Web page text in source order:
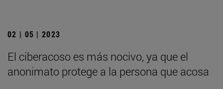
02 | 05 | 2023
El ciberacoso es más nocivo, ya que el
anonimato protege a la persona que acosa